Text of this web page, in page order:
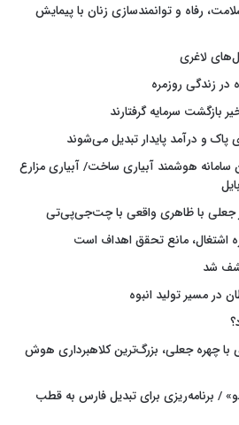
رفاه و توانمندسازی زنان با پیمایش
لاغری
در زندگی روزمره
بازگشت سرمایه گرفتارند
و درآمد پایدار تبدیل می‌شوند
سامانه هوشمند آبیاری ساخت/ آبیاری مزارع
جعلی با ظاهری واقعی با چت‌جی‌پی‌تی
اشتغال، مانع تحقق اهداف است
شد
مسیر تولید انبوه
دلاری با چهره جعلی، بزرگ‌ترین کلاهبرداری هوش
/ برنامه‌ریزی برای تبدیل فارس به قطب